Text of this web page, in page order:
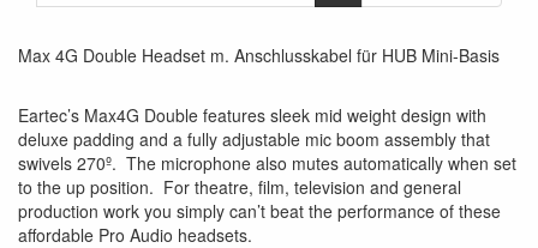
Max 4G Double Headset m. Anschlusskabel für HUB Mini-Basis
Eartec’s Max4G Double features sleek mid weight design with
deluxe padding and a fully adjustable mic boom assembly that
swivels 270º. The microphone also mutes automatically when set
to the up position. For theatre, film, television and general
production work you simply can’t beat the performance of these
affordable Pro Audio headsets.